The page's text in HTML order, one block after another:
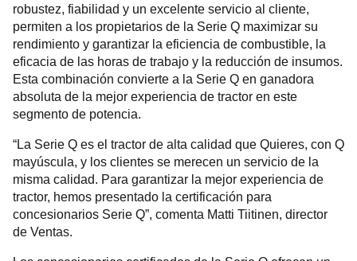
robustez, fiabilidad y un excelente servicio al cliente,
permiten a los propietarios de la Serie Q maximizar su
rendimiento y garantizar la eficiencia de combustible, la
eficacia de las horas de trabajo y la reducción de insumos.
Esta combinación convierte a la Serie Q en ganadora
absoluta de la mejor experiencia de tractor en este
segmento de potencia.
“La Serie Q es el tractor de alta calidad que Quieres, con Q
mayúscula, y los clientes se merecen un servicio de la
misma calidad. Para garantizar la mejor experiencia de
tractor, hemos presentado la certificación para
concesionarios Serie Q”, comenta Matti Tiitinen, director
de Ventas.